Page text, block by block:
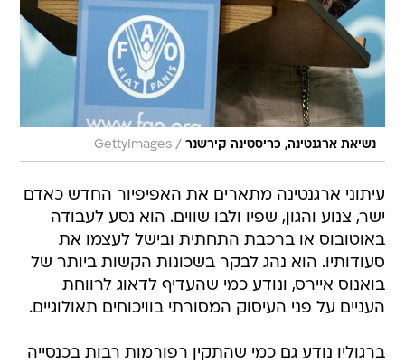
נשיאת ארגנטינה, כריסטינה קירשנר /
GettyImages
עיתוני ארגנטינה מתארים את האפיפיור החדש כאדם
ישר, צנוע והגון, שפיו ולבו שווים. הוא נסע לעבודה
באוטובוס או ברכבת התחתית ובישל לעצמו את
סעודותיו. הוא נהג לבקר בשכונות הקשות ביותר של
בואנוס איירס, ונודע כמי שהעדיף לדאוג לרווחת
העניים על פני העיסוק המסורתי בוויכוחים תאולוגיים.
ברגוליו נודע גם כמי שהתקין רפורמות רבות בכנסייה